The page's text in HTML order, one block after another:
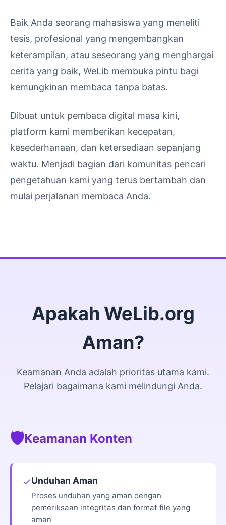
Baik Anda seorang mahasiswa yang meneliti
tesis, profesional yang mengembangkan
keterampilan, atau seseorang yang menghargai
cerita yang baik, WeLib membuka pintu bagi
kemungkinan membaca tanpa batas.
Dibuat untuk pembaca digital masa kini,
platform kami memberikan kecepatan,
kesederhanaan, dan ketersediaan sepanjang
waktu. Menjadi bagian dari komunitas pencari
pengetahuan kami yang terus bertambah dan
mulai perjalanan membaca Anda.
Apakah WeLib.org
Aman?
Keamanan Anda adalah prioritas utama kami.
Pelajari bagaimana kami melindungi Anda.
🛡️Keamanan Konten
✓Unduhan Aman
Proses unduhan yang aman dengan
pemeriksaan integritas dan format file yang
aman